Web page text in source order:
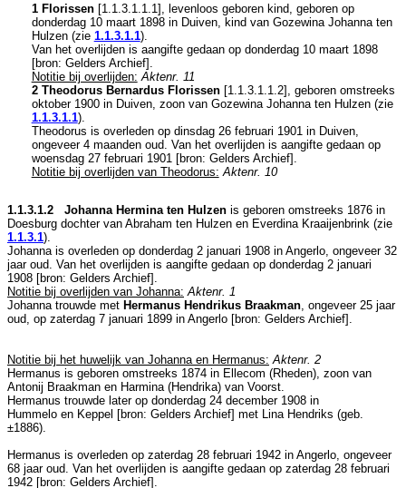
1 Florissen[1.1.3.1.1.1 ], levenloos geboren kind, geboren op
donderdag 10 maart 1898 in Duiven, kind van Gozewina Johanna ten
Hulzen (zie 1.1.3.1.1).
Van het overlijden is aangifte gedaan op donderdag 10 maart 1898
[bron: Gelders Archief].
Notitie bij overlijden: Aktenr. 11
2 Theodorus Bernardus Florissen[1.1.3.1.1.2], geboren omstreeks
oktober 1900 in Duiven, zoon van Gozewina Johanna ten Hulzen (zie
1.1.3.1.1).
Theodorus is overleden op dinsdag 26 februari 1901 in Duiven,
ongeveer 4 maanden oud. Van het overlijden is aangifte gedaan op
woensdag 27 februari 1901 [bron: Gelders Archief].
Notitie bij overlijden van Theodorus: Aktenr. 10
1.1.3.1.2 Johanna Hermina ten Hulzen is geboren omstreeks 1876 in
Doesburg dochter van Abraham ten Hulzen en Everdina Kraaijenbrink (zie
1.1.3.1).
Johanna is overleden op donderdag 2 januari 1908 in Angerlo , ongeveer 32
jaar oud. Van het overlijden is aangifte gedaan op donderdag 2 januari
1908 [bron: Gelders Archief].
Notitie bij overlijden van Johanna: Aktenr. 1
Johanna trouwde met Hermanus Hendrikus Braakman , ongeveer 25 jaar
oud, op zaterdag 7 januari 1899 in Angerlo [bron: Gelders Archief].
Notitie bij het huwelijk van Johanna en Hermanus: Aktenr. 2
Hermanus is geboren omstreeks 1874 in Ellecom (Rheden) , zoon van
Antonij Braakman en Harmina (Hendrika) van Voorst.
Hermanus trouwde later op donderdag 24 december 1908 in
Hummelo en Keppel [bron: Gelders Archief] met Lina Hendriks (geb.
±1886).
Hermanus is overleden op zaterdag 28 februari 1942 in Angerlo , ongeveer
68 jaar oud. Van het overlijden is aangifte gedaan op zaterdag 28 februari
1942 [bron: Gelders Archief].